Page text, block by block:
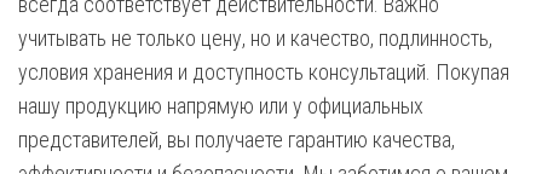
учитывать не только цену, но и качество, подлинность,
условия хранения и доступность консультаций. Покупая
нашу продукцию напрямую или у официальных
представителей, вы получаете гарантию качества,